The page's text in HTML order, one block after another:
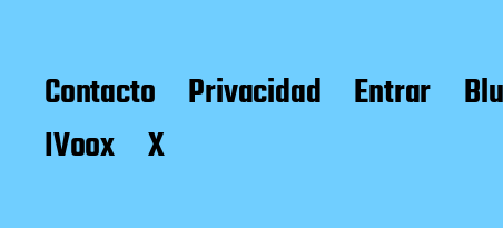
Contacto Privacidad Entrar
IVoox
X